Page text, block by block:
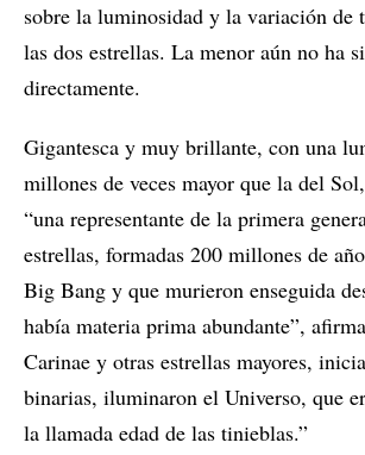
sobre la luminosidad y la variación de
las dos estrellas. La menor aún no ha
directamente.
Gigantesca y muy brillante, con una
millones de veces mayor que la del
“una representante de la primera
estrellas, formadas 200 millones de
Big Bang y que murieron enseguida
había materia prima abundante”,
Carinae y otras estrellas mayores,
binarias, iluminaron el Universo, que
la llamada edad de las tinieblas.”